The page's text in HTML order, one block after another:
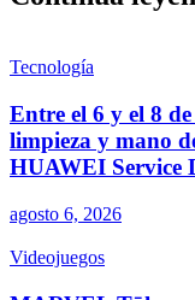
Tecnología
Entre el 6 y el 8
limpieza y mano
HUAWEI Service
agosto 6, 2026
Videojuegos